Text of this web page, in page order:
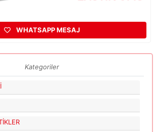
Kategoriler
WHATSAPP MESAJ